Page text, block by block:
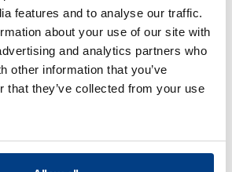
features and to analyse our traffic.
about your use of our site with
and analytics partners who
other information that you’ve
that they’ve collected from your use